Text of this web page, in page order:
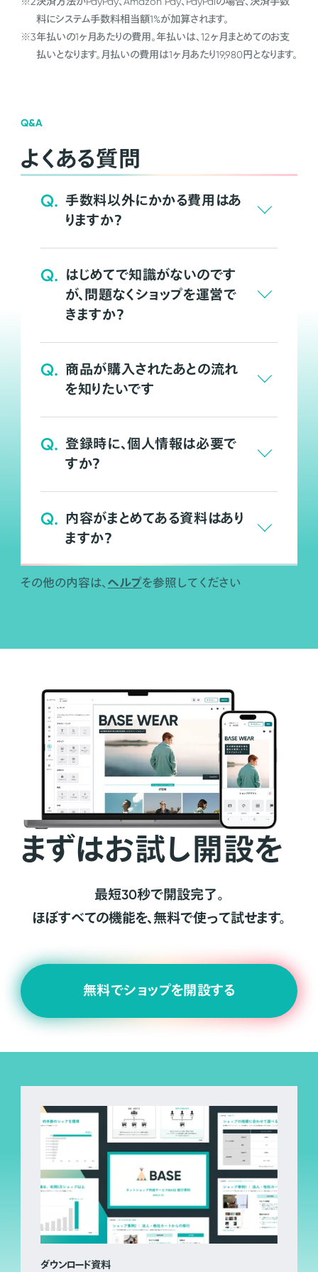
料にシステム手数料相当額1%が加算されます。
※3年払いの1ヶ月あたりの費用。年払いは、12ヶ月まとめてのお支
払いとなります。月払いの費用は1ヶ月あたり19,980円となります。
Q&A
よくある質問
Q. 手数料以外にかかる費用はあ
りますか？
Q. はじめてで知識がないのです
が、問題なくショップを運営で
きますか？
Q. 商品が購入されたあとの流れ
を知りたいです
Q. 登録時に、個人情報は必要で
すか？
Q. 内容がまとめてある資料はあり
ますか？
その他の内容は、 ヘルプを参照してください
まずはお試し開設を
最短30秒で開設完了。
ほぼすべての機能を、無料で使って試せます。
無料でショップを開設する
ダウンロード資料